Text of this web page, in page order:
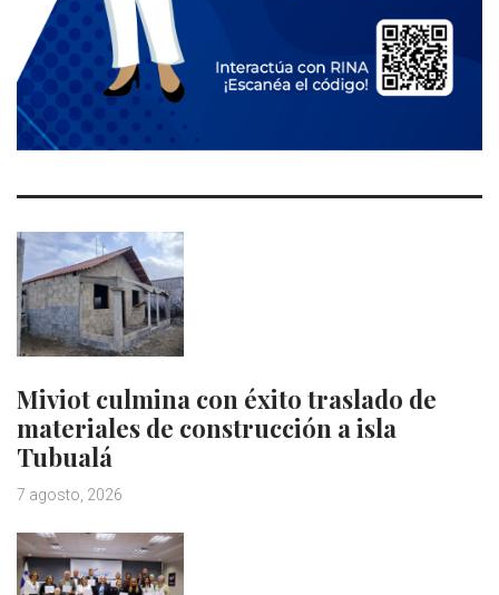
Miviot culmina con éxito traslado de
materiales de construcción a isla
Tubualá
7 agosto, 2026